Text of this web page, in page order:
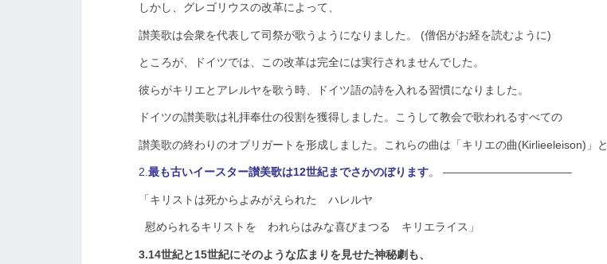
しかし、グレゴリウスの改革によって、
讃美歌は会衆を代表して司祭が歌うようになりました。 (僧侶がお経を読むように)
ところが、ドイツでは、この改革は完全には実行されませんでした。
彼らがキリエとアレルヤを歌う時、ドイツ語の詩を入れる習慣になりました。
ドイツの讃美歌は礼拝奉仕の役割を獲得しました。こうして教会で歌われるすべての
讃美歌の終わりのオブリガートを形成しました。これらの曲は「キリエの曲(Kirlieeleison)」と
2. 最も古いイースター讃美歌は12世紀までさかのぼります。 ———————————–
「キリストは死からよみがえられた ハレルヤ
慰められるキリストを われらはみな喜びまつる キリエライス」
3.14世紀と15世紀にそのような広まりを見せた神秘劇も、